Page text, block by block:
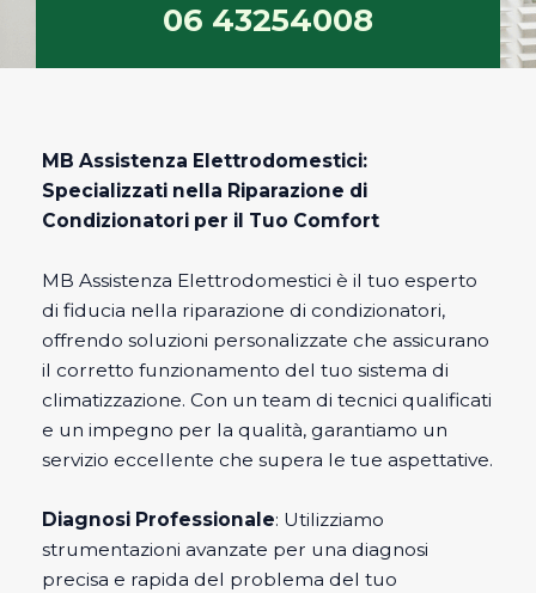
06 43254008
MB Assistenza Elettrodomestici:
Specializzati nella Riparazione di
Condizionatori per il Tuo Comfort
MB Assistenza Elettrodomestici è il tuo esperto
di fiducia nella riparazione di condizionatori,
offrendo soluzioni personalizzate che assicurano
il corretto funzionamento del tuo sistema di
climatizzazione. Con un team di tecnici qualificati
e un impegno per la qualità, garantiamo un
servizio eccellente che supera le tue aspettative.
Diagnosi Professionale: Utilizziamo
strumentazioni avanzate per una diagnosi
precisa e rapida del problema del tuo